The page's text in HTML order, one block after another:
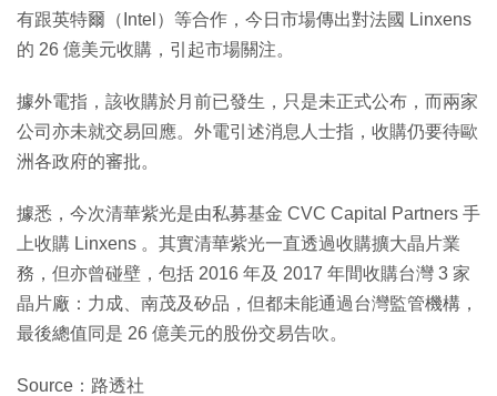
有跟英特爾（Intel）等合作，今日市場傳出對法國 Linxens
的 26 億美元收購，引起市場關注。
據外電指，該收購於月前已發生，只是未正式公布，而兩家
公司亦未就交易回應。外電引述消息人士指，收購仍要待歐
洲各政府的審批。
據悉，今次清華紫光是由私募基金 CVC Capital Partners 手
上收購 Linxens 。其實清華紫光一直透過收購擴大晶片業
務，但亦曾碰壁，包括 2016 年及 2017 年間收購台灣 3 家
晶片廠：力成、南茂及矽品，但都未能通過台灣監管機構，
最後總值同是 26 億美元的股份交易告吹。
Source：路透社